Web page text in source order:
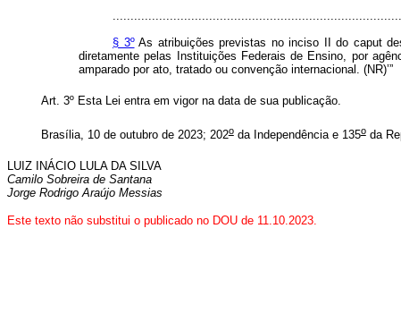
§ 3ºAs atribuições previstas no inciso II do caput
diretamente pelas Instituições Federais de Ensino, por
amparado por ato, tratado ou convenção internacional. (NR)’”
Art. 3º Esta Lei entra em vigor na data de sua publicação.
Brasília, 10 de outubro de 2023; 202oda Independência e 135oda
LUIZ INÁCIO LULA DA SILVA
Camilo Sobreira de Santana
Jorge Rodrigo Araújo Messias
Este texto não substitui o publicado no DOU de 11.10.2023.